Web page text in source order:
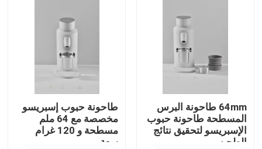
الصفحة الرئيسية
64mm طاحونة البرس
المسطحة طاحونة حبوب
الإسبريسو لتحقيق نتائج
الطحن
طاحونة حبوب إسبريسو
مخصصة مع 64 ملم
مسطحة و 120 غرام
سعة